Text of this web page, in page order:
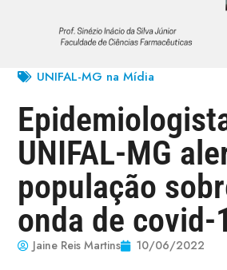
UNIFAL-MG na Mídia
UNIFAL-MG
população
onda de covid-
Jaine Reis Martins 10/06/2022